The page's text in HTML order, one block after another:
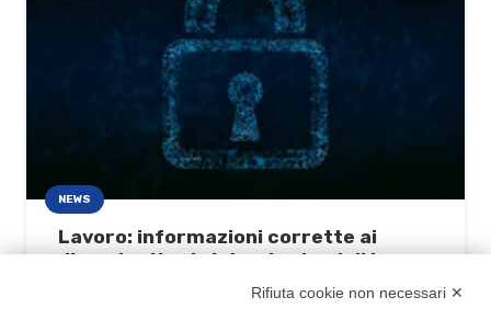
NEWS
Lavoro: informazioni corrette ai
dipendenti sui sistemi aziendali in uso
Rifiuta cookie non necessari ✕